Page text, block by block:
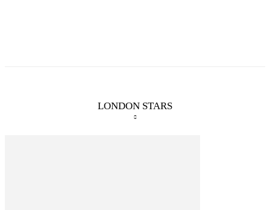
LONDON STARS